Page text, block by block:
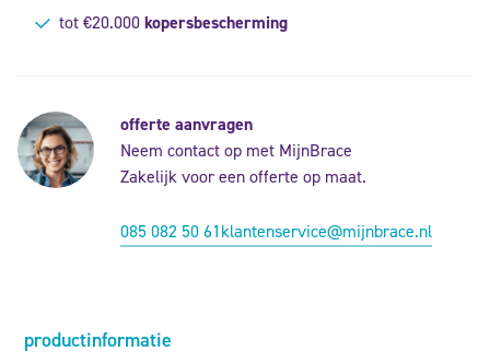
tot €20.000kopersbescherming
offerte aanvragen
Neem contact op met MijnBrace
Zakelijk voor een offerte op maat.
085 082 50 61klantenservice@mijnbrace.nl
productinformatie